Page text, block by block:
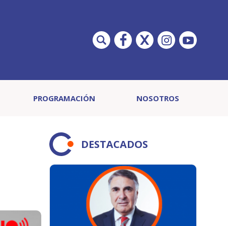
PROGRAMACIÓN NOSOTROS
DESTACADOS